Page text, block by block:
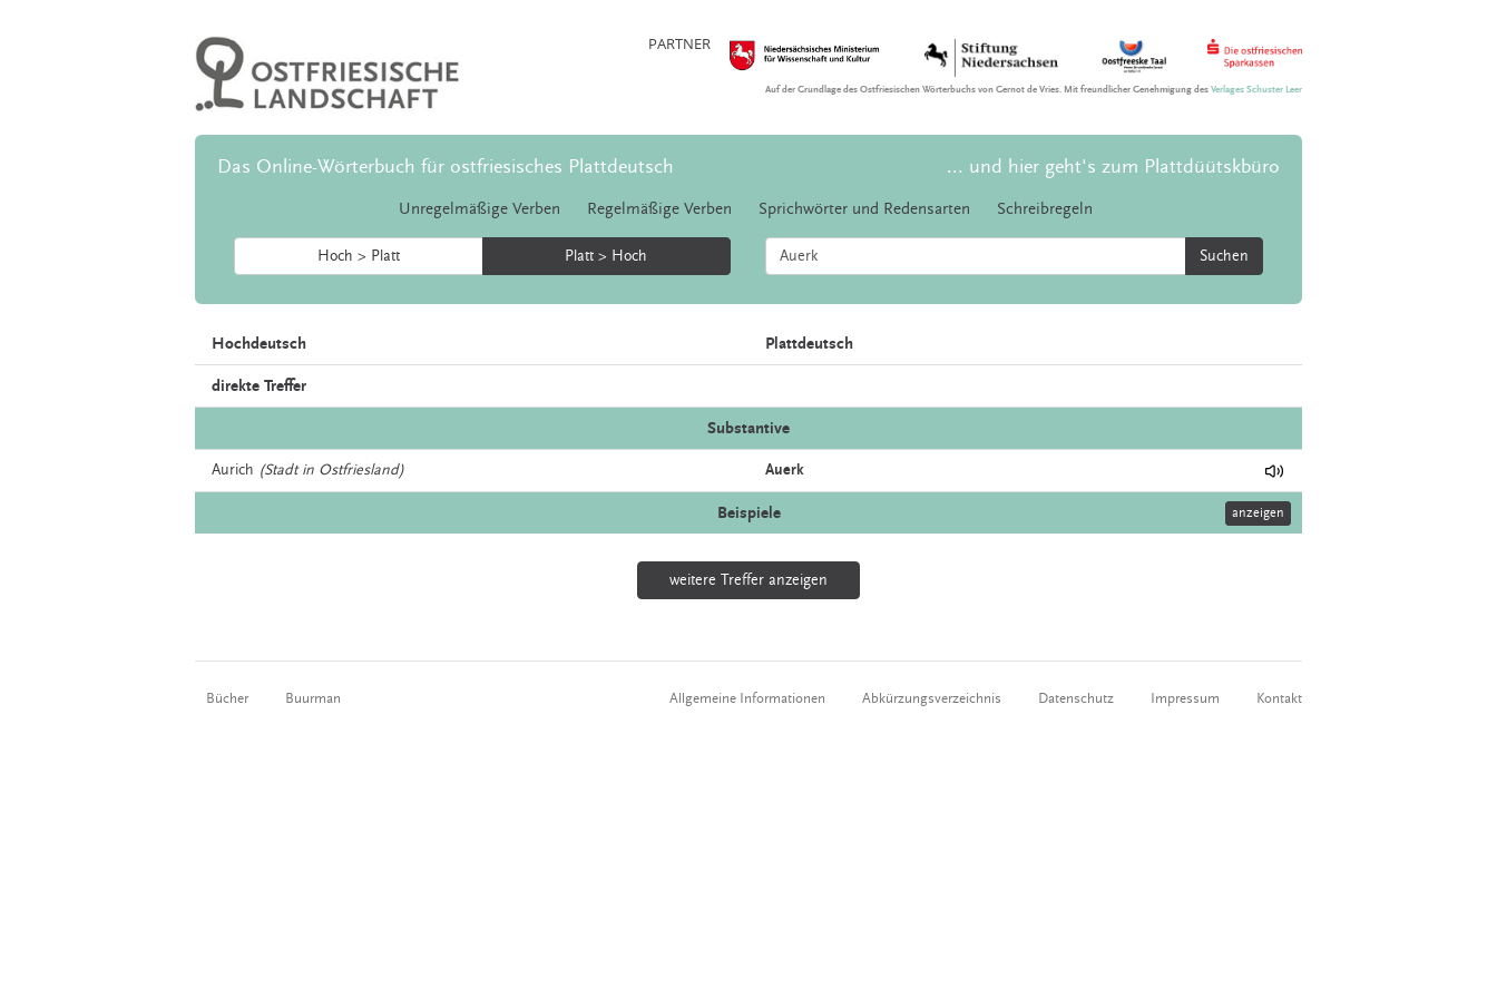
PARTNER
Auf der Grundlage des Ostfriesischen Wörterbuchs von Gernot de Vries. Mit freundlicher Genehmigung desVerlages Schuster Leer
Das Online-Wörterbuch für ostfriesisches Plattdeutsch ... und hier geht's zum Plattdüütskbüro
Unregelmäßige Verben Regelmäßige Verben Sprichwörter und Redensarten Schreibregeln
Hoch > Platt Platt > Hoch Suchen
Hochdeutsch Plattdeutsch
direkte Treffer
Substantive
Aurich (Stadt in Ostfriesland) Auerk
Beispiele anzeigen
weitere Treffer anzeigen
Bücher Buurman Allgemeine Informationen Abkürzungsverzeichnis Datenschutz Impressum Kontakt